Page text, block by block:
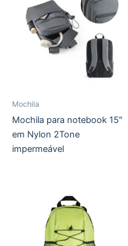
Mochila
Mochila para notebook 15″
em Nylon 2Tone
impermeável